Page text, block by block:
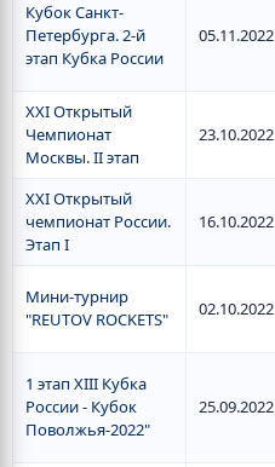
Кубок Санкт-
Петербурга. 2-й
этап Кубка России
05.11.2022
XXI Открытый
Чемпионат
Москвы. II этап
23.10.2022
XXI Открытый
чемпионат России.
Этап I
16.10.2022
Мини-турнир
"REUTOV ROCKETS"
02.10.2022
1 этап XIII Кубка
России - Кубок
Поволжья-2022"
25.09.2022